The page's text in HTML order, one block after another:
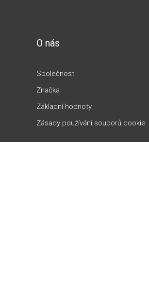
O nás
Společnost
Značka
Základní hodnoty
Zásady používání souborů cookie